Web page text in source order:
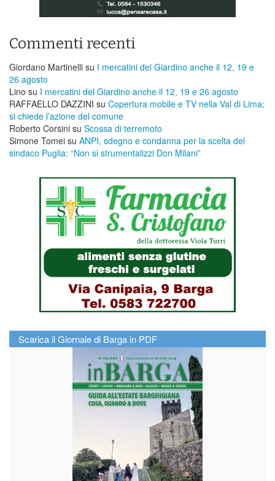
Commenti recenti
Giordano Martinelli su I mercatini del Giardino anche il 12, 19 e
26 agosto
Lino su I mercatini del Giardino anche il 12, 19 e 26 agosto
RAFFAELLO DAZZINI su ​Copertura mobile e TV nella Val di Lima;
si chiede l’azione del comune
Roberto Corsini su Scossa di terremoto
Simone Tomei su ANPI, sdegno e condanna per la scelta del
sindaco Puglia: “Non si strumentalizzi Don Milani”
Scarica il Giornale di Barga in PDF